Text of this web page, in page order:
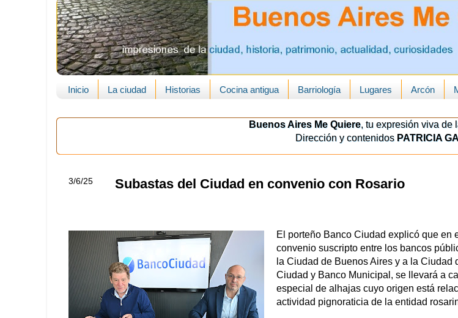
Inicio La ciudad Historias Cocina antigua Barriología Lugares Arcón
Buenos Aires Me Quiere, tu expresión viva de
Dirección y contenidos PATRICIA
3/6/25 Subastas del Ciudad en convenio con Rosario
El porteño Banco Ciudad explicó que en
convenio suscripto entre los bancos
la Ciudad de Buenos Aires y a la Ciudad
Ciudad y Banco Municipal, se llevará a
especial de alhajas cuyo origen está
actividad pignoraticia de la entidad